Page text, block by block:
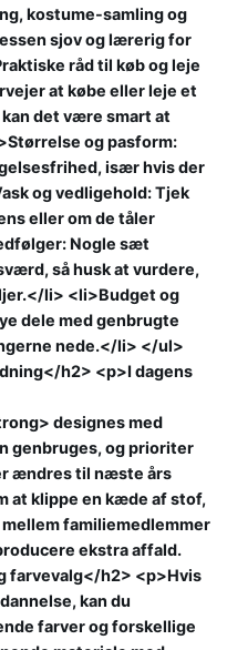
kostume-samling og
sjov og lærerig for
råd til køb og leje
at købe eller leje et
det være smart at
og pasform:
især hvis der
og vedligehold: Tjek
eller om de tåler
Nogle sæt
så husk at vurdere,
li> <li>Budget og
dele med genbrugte
nede.</li> </ul>
h2> <p>I dagens
designes med
genbruges, og prioriter
ændres til næste års
at klippe en kæde af stof,
familiemedlemmer
ekstra affald.
farvevalg</h2> <p>Hvis
kan du
farver og forskellige